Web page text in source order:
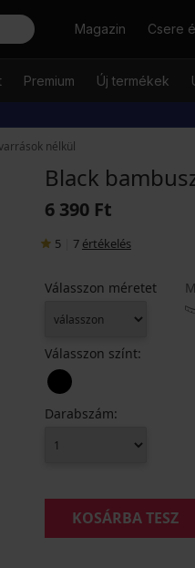
KeresésMagazin Csere
Premium Új termékek
nélkül
Black
6 390 Ft
5 7 értékelés
Válasszon méretet
Válasszon színt:
Darabszám:
KOSÁRBA TESZ